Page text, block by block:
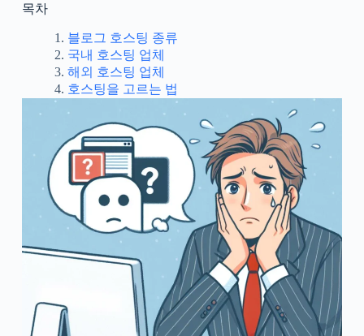
목차
블로그 호스팅 종류
국내 호스팅 업체
해외 호스팅 업체
호스팅을 고르는 법